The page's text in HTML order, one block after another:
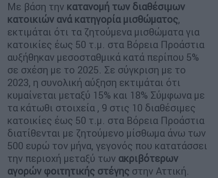
Με βάση την κατανομή των διαθέσιμων
κατοικιών ανά κατηγορία μισθώματος,
εκτιμάται ότι τα ζητούμενα μισθώματα για
κατοικίες έως 50 τ.μ. στα Βόρεια Προάστια
αυξήθηκαν μεσοσταθμικά κατά περίπου 5%
σε σχέση με το 2025. Σε σύγκριση με το
2023, η συνολική αύξηση εκτιμάται ότι
κυμαίνεται μεταξύ 15% και 18% Σύμφωνα με
τα κάτωθι στοιχεία , 9 στις 10 διαθέσιμες
κατοικίες έως 50 τ.μ. στα Βόρεια Προάστια
διατίθενται με ζητούμενο μίσθωμα άνω των
500 ευρώ τον μήνα, γεγονός που κατατάσσει
την περιοχή μεταξύ των ακριβότερων
αγορών φοιτητικής στέγης στην Αττική.